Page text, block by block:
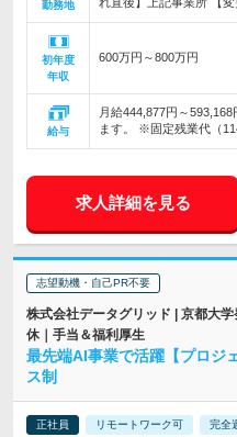
勤務地
初年度
年収
600万円～800万円
給与
月給444,877円～
ます。 ※固定残業代（
求人詳細を見る
志望動機・自己PR不要
株式会社データグリッド | 京都大
休｜手当＆福利厚生
最先端AI事業で活躍【プロジ
ス制
正社員 リモートワーク可 完全